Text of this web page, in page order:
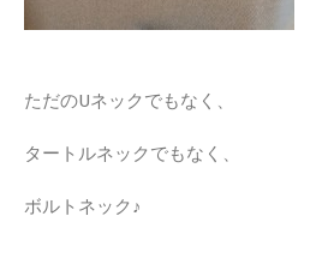
ただのUネックでもなく、
タートルネックでもなく、
ボルトネック♪